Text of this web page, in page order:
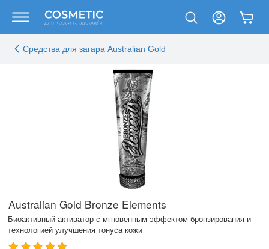
Средства для загара Australian Gold
Australian Gold Bronze Elements
Биоактивный активатор с мгновенным эффектом бронзирования и
технологией улучшения тонуса кожи